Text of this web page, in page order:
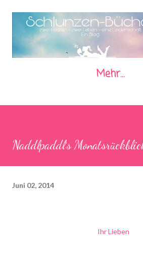
Direkt zum
Mehr…
Naddlpaddl`s
Juni 02, 2014
Ihr Lieben